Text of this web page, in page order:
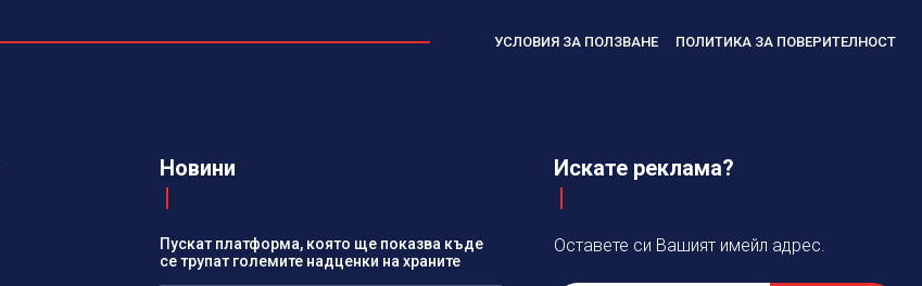
УСЛОВИЯ ЗА ПОЛЗВАНЕ ПОЛИТИКА ЗА ПОВЕРИТЕЛНОСТ
Новини
Пускат платформа, която ще показва къде
се трупат големите надценки на храните
Искате реклама?
Оставете си Вашият имейл адрес.